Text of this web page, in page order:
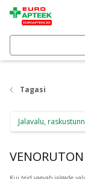
Tagasi
Jalavalu,